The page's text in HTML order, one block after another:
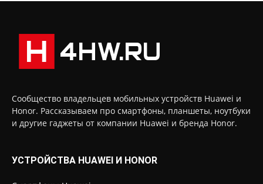
Сообщество владельцев мобильных устройств Huawei и
Honor. Рассказываем про смартфоны, планшеты, ноутбуки
и другие гаджеты от компании Huawei и бренда Honor.
УСТРОЙСТВА HUAWEI И HONOR